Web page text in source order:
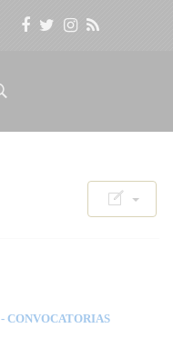
- CONVOCATORIAS